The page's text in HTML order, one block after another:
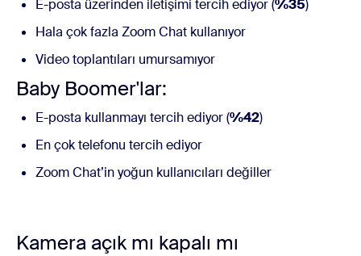
E-posta üzerinden iletişimi tercih ediyor (%35)
Hala çok fazla Zoom Chat kullanıyor
Video toplantıları umursamıyor
Baby Boomer'lar:
E-posta kullanmayı tercih ediyor (%42)
En çok telefonu tercih ediyor
Zoom Chat’in yoğun kullanıcıları değiller
Kamera açık mı kapalı mı